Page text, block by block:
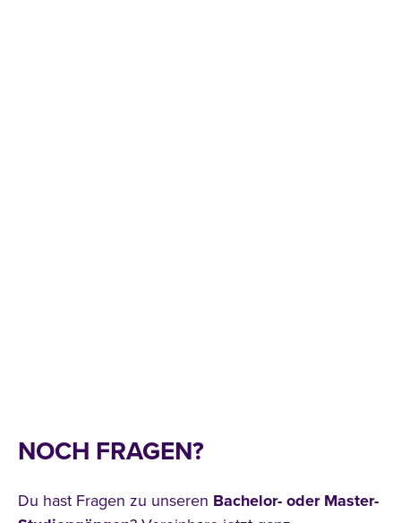
NOCH FRAGEN?
Du hast Fragen zu unseren Bachelor- oder Master-